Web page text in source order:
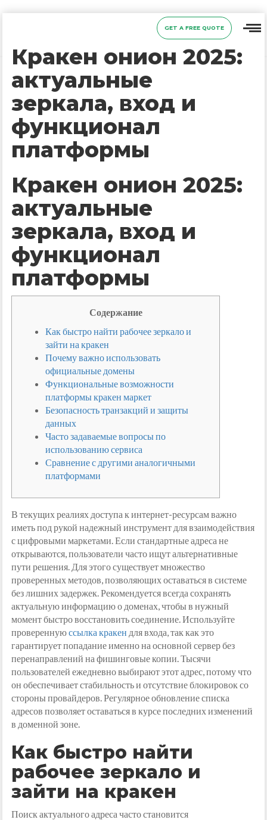
GET A FREE QUOTE
Кракен онион 2025:
актуальные
зеркала, вход и
функционал
платформы
Кракен онион 2025:
актуальные
зеркала, вход и
функционал
платформы
Содержание
Как быстро найти рабочее зеркало и
зайти на кракен
Почему важно использовать
официальные домены
Функциональные возможности
платформы кракен маркет
Безопасность транзакций и защиты
данных
Часто задаваемые вопросы по
использованию сервиса
Сравнение с другими аналогичными
платформами
В текущих реалиях доступа к интернет-ресурсам важно
иметь под рукой надежный инструмент для взаимодействия
с цифровыми маркетами. Если стандартные адреса не
открываются, пользователи часто ищут альтернативные
пути решения. Для этого существует множество
проверенных методов, позволяющих оставаться в системе
без лишних задержек. Рекомендуется всегда сохранять
актуальную информацию о доменах, чтобы в нужный
момент быстро восстановить соединение. Используйте
провереннуюссылка кракен для входа, так как это
гарантирует попадание именно на основной сервер без
перенаправлений на фишинговые копии. Тысячи
пользователей ежедневно выбирают этот адрес, потому что
он обеспечивает стабильность и отсутствие блокировок со
стороны провайдеров. Регулярное обновление списка
адресов позволяет оставаться в курсе последних изменений
в доменной зоне.
Как быстро найти
рабочее зеркало и
зайти на кракен
Поиск актуального адреса часто становится